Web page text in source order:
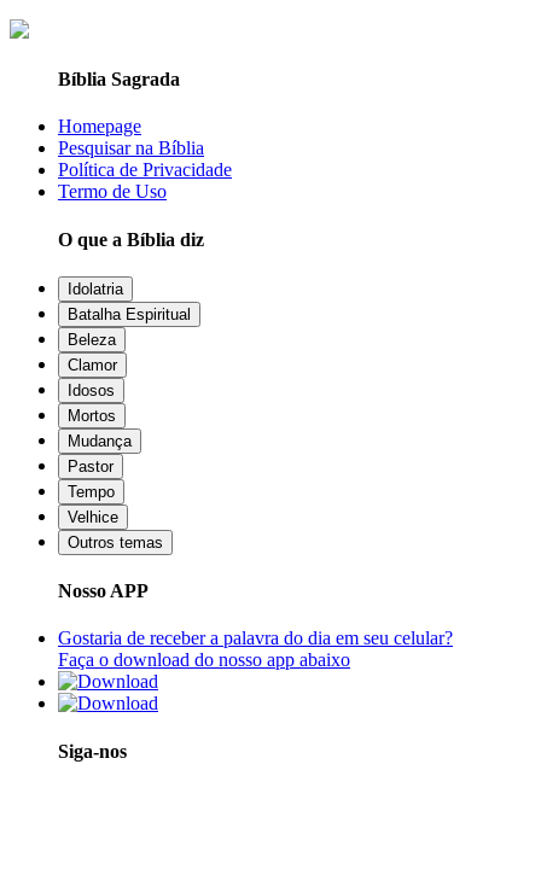
Bíblia Sagrada
Homepage
Pesquisar na Bíblia
Política de Privacidade
Termo de Uso
O que a Bíblia diz
Idolatria
Batalha Espiritual
Beleza
Clamor
Idosos
Mortos
Mudança
Pastor
Tempo
Velhice
Outros temas
Nosso APP
Gostaria de receber a palavra do dia em seu celular?
Faça o download do nosso app abaixo
Siga-nos